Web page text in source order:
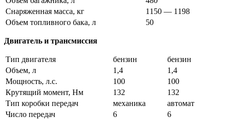
Снаряженная масса, кг
1150 — 1198
Объем топливного бака, л
50
Двигатель и трансмиссия
Тип двигателя бензин
бензин
Объем, л
1,4
1,4
Мощность, л.с.
100
100
Крутящий момент, Нм
132
132
Тип коробки передач
механика
автомат
Число передач
6
6